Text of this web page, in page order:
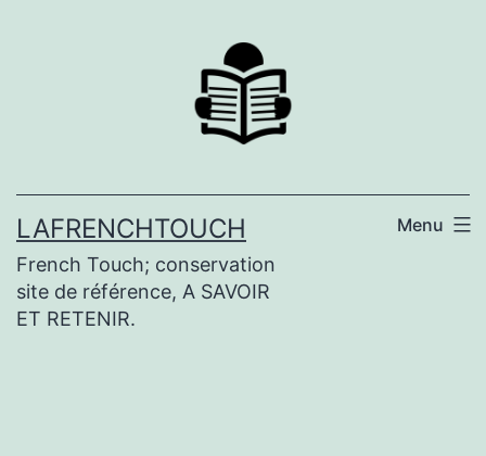
LAFRENCHTOUCH
French Touch; conservation
site de référence, A SAVOIR
ET RETENIR.
Menu